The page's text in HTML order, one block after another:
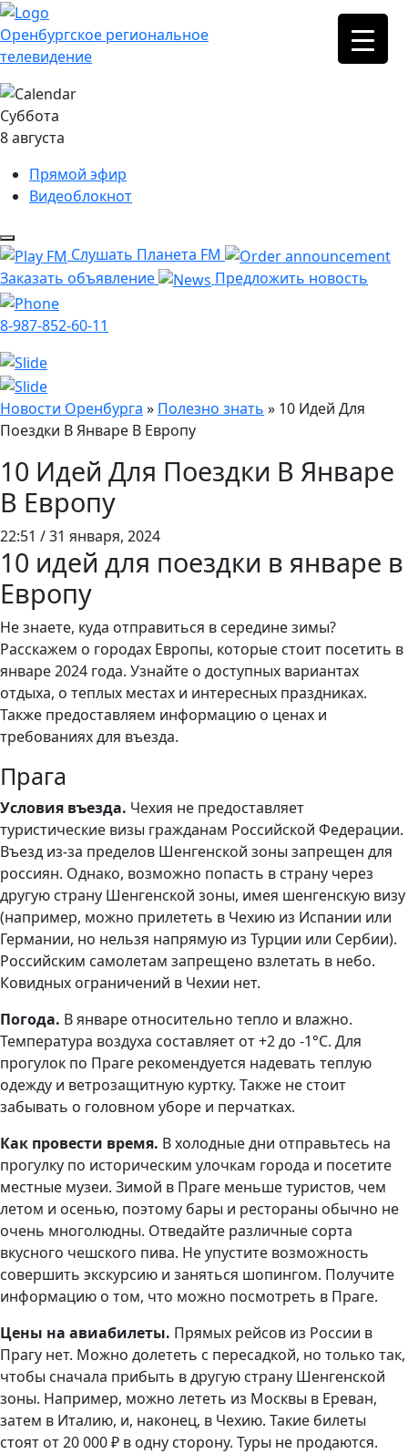
Оренбургское региональное
телевидение
Суббота
8 августа
Прямой эфир
Видеоблокнот
Слушать Планета FM
Заказать объявление
Предложить новость
8-987-852-60-11
Новости Оренбурга » Полезно знать » 10 Идей Для
Поездки В Январе В Европу
10 Идей Для Поездки В Январе
В Европу
22:51 / 31 января, 2024
10 идей для поездки в январе в
Европу
Не знаете, куда отправиться в середине зимы?
Расскажем о городах Европы, которые стоит посетить в
январе 2024 года. Узнайте о доступных вариантах
отдыха, о теплых местах и интересных праздниках.
Также предоставляем информацию о ценах и
требованиях для въезда.
Прага
Условия въезда. Чехия не предоставляет
туристические визы гражданам Российской Федерации.
Въезд из-за пределов Шенгенской зоны запрещен для
россиян. Однако, возможно попасть в страну через
другую страну Шенгенской зоны, имея шенгенскую визу
(например, можно прилететь в Чехию из Испании или
Германии, но нельзя напрямую из Турции или Сербии).
Российским самолетам запрещено взлетать в небо.
Ковидных ограничений в Чехии нет.
Погода. В январе относительно тепло и влажно.
Температура воздуха составляет от +2 до -1°С. Для
прогулок по Праге рекомендуется надевать теплую
одежду и ветрозащитную куртку. Также не стоит
забывать о головном уборе и перчатках.
Как провести время. В холодные дни отправьтесь на
прогулку по историческим улочкам города и посетите
местные музеи. Зимой в Праге меньше туристов, чем
летом и осенью, поэтому бары и рестораны обычно не
очень многолюдны. Отведайте различные сорта
вкусного чешского пива. Не упустите возможность
совершить экскурсию и заняться шопингом. Получите
информацию о том, что можно посмотреть в Праге.
Цены на авиабилеты. Прямых рейсов из России в
Прагу нет. Можно долететь с пересадкой, но только так,
чтобы сначала прибыть в другую страну Шенгенской
зоны. Например, можно лететь из Москвы в Ереван,
затем в Италию, и, наконец, в Чехию. Такие билеты
стоят от 20 000 ₽ в одну сторону. Туры не продаются.